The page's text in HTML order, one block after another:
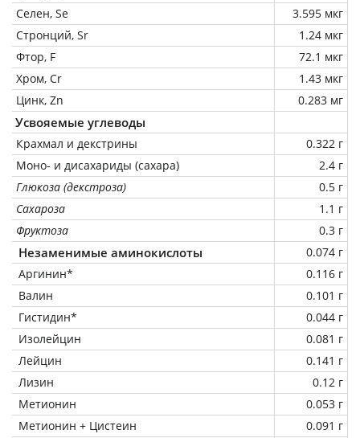
Селен, Se
3.595 мкг
Стронций, Sr
1.24 мкг
Фтор, F
72.1 мкг
Хром, Cr
1.43 мкг
Цинк, Zn
0.283 мг
Усвояемые углеводы
Крахмал и декстрины
0.322 г
Моно- и дисахариды (сахара)
2.4 г
Глюкоза (декстроза)
0.5 г
Сахароза
1.1 г
Фруктоза
0.3 г
Незаменимые аминокислоты
0.074 г
Аргинин*
0.116 г
Валин
0.101 г
Гистидин*
0.044 г
Изолейцин
0.081 г
Лейцин
0.141 г
Лизин
0.12 г
Метионин
0.053 г
Метионин + Цистеин
0.091 г